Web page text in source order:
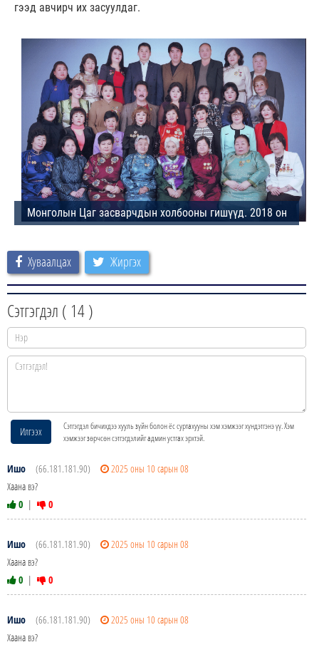
гээд авчирч их засуулдаг.
Хуваалцах Жиргэх
Сэтгэгдэл ( 14)
Илгээх
Сэтгэгдэл бичихдээ хууль зүйн болон ёс суртахууны хэм хэмжээг хүндэтгэнэ үү. Хэм
хэмжээг зөрчсөн сэтгэгдэлийг админ устгах эрхтэй.
Ишо (66.181.181.90)
2025 оны 10 сарын 08
Хаана вэ?
0 | 0
Ишо (66.181.181.90)
2025 оны 10 сарын 08
Хаана вэ?
0 | 0
Ишо (66.181.181.90)
2025 оны 10 сарын 08
Хаана вэ?